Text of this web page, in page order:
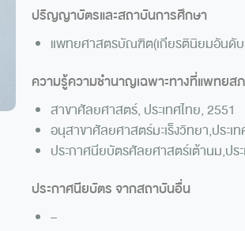
ปริญญาบัตรและสถาบันการศึกษา
แพทยศาสตรบัณฑิต(เกียรตินิยมอันดั
ความรู้ความชำนาญเฉพาะทางที่แพทยส
สาขาศัลยศาสตร์, ประเทศไทย, 2551
อนุสาขาศัลยศาสตร์มะเร็งวิทยา,ประเ
ประกาศนียบัตรศัลยศาสตร์เต้านม,ปร
ประกาศนียบัตร จากสถาบันอื่น
–